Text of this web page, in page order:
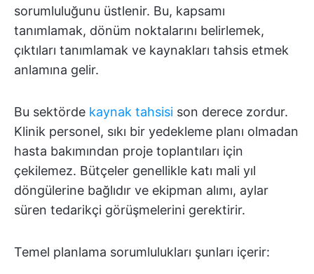
sorumluluğunu üstlenir. Bu, kapsamı
tanımlamak, dönüm noktalarını belirlemek,
çıktıları tanımlamak ve kaynakları tahsis etmek
anlamına gelir.
Bu sektörde kaynak tahsisi son derece zordur.
Klinik personel, sıkı bir yedekleme planı olmadan
hasta bakımından proje toplantıları için
çekilemez. Bütçeler genellikle katı mali yıl
döngülerine bağlıdır ve ekipman alımı, aylar
süren tedarikçi görüşmelerini gerektirir.
Temel planlama sorumlulukları şunları içerir: